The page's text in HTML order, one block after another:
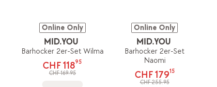
Online Only
MID.YOU
Barhocker 2er-Set Wilma
CHF 11895
CHF 169.95
Online Only
MID.YOU
Barhocker 2er-Set
Naomi
CHF 17915
CHF 255.95